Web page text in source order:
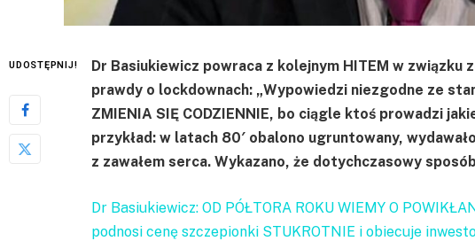
UDOSTĘPNIJ!
Dr Basiukiewicz powraca z kolejnym HITEM w związku
prawdy o lockdownach: „Wypowiedzi niezgodne ze
ZMIENIA SIĘ CODZIENNIE, bo ciągle ktoś prowadzi
przykład: w latach 80′ obalono ugruntowany,
z zawałem serca. Wykazano, że dotychczasowy
Dr Basiukiewicz: OD PÓŁTORA ROKU WIEMY O
podnosi cenę szczepionki STUKROTNIE i obiecuje